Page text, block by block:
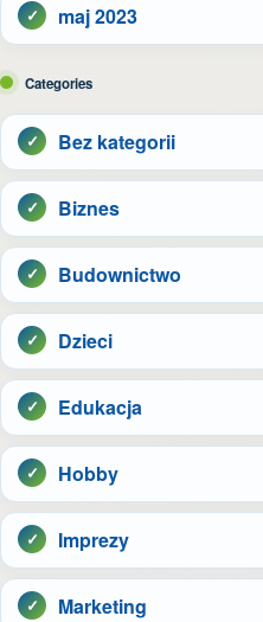
maj 2023
Categories
Bez kategorii
Biznes
Budownictwo
Dzieci
Edukacja
Hobby
Imprezy
Marketing